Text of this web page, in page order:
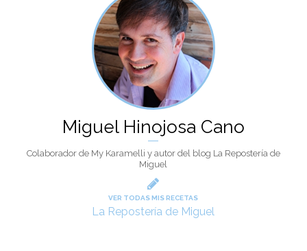
Miguel Hinojosa Cano
Colaborador de My Karamelli y autor del blog La Repostería de
Miguel
VER TODAS MIS RECETAS
La Repostería de Miguel